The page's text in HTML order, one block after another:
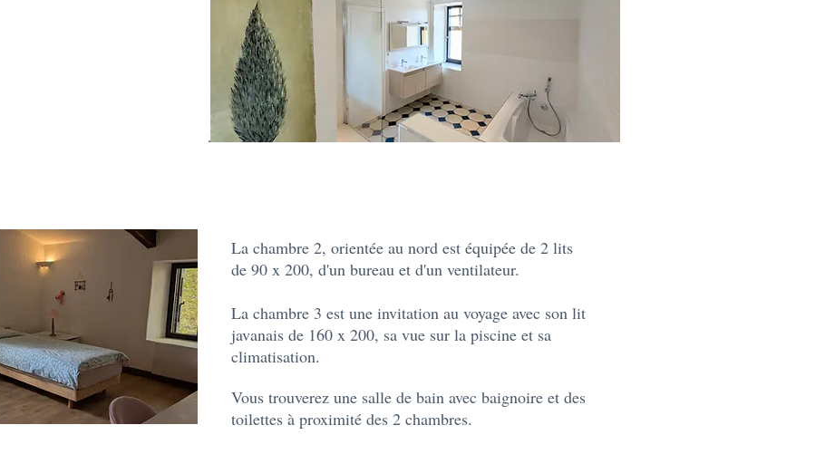
La chambre 2, orientée au nord est équipée de 2 lits
de 90 x 200, d'un bureau et d'un ventilateur.
La chambre 3 est une invitation au voyage avec son lit
javanais de 160 x 200, sa vue sur la piscine et sa
climatisation.
Vous trouverez une salle de bain avec baignoire et des
toilettes à proximité des 2 chambres.